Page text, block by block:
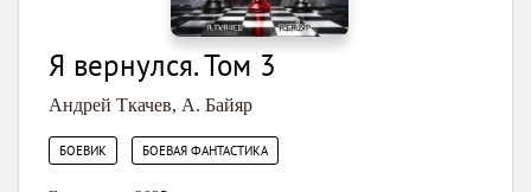
Я вернулся. Том 3
Андрей Ткачев, А. Байяр
БОЕВИК БОЕВАЯ ФАНТАСТИКА